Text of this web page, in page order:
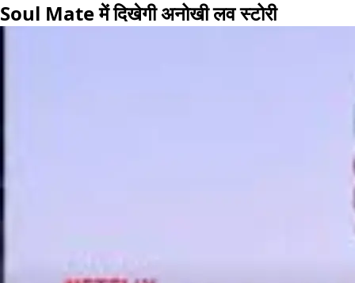
Soul Mate में दिखेगी अनोखी लव स्टोरी